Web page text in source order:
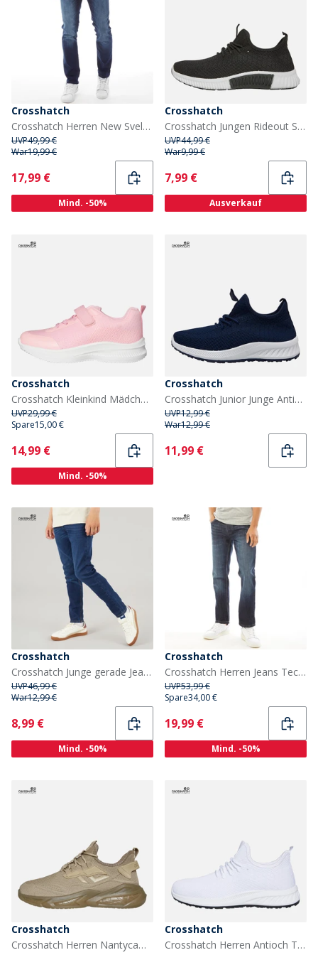
Crosshatch
Crosshatch Herren New Svelte Skinny Jeans Dunkelblau
UVP49,99 €
War19,99 €
Current
17,99 €
Mind. -50%
Crosshatch
Crosshatch Jungen Rideout Sneaker Schwarz
UVP44,99 €
War9,99 €
Current
7,99 €
Ausverkauf
Crosshatch
Crosshatch Kleinkind Mädchen Stafford Turnschuhe Rosa / Weiss
UVP29,99 €
Spare15,00 €
Current
14,99 €
Mind. -50%
Crosshatch
Crosshatch Junior Junge Antioch Turnschuhe Navy
UVP12,99 €
War12,99 €
Current
11,99 €
Crosshatch
Crosshatch Junge gerade Jeans dunkel gewaschen
UVP46,99 €
War12,99 €
Current
8,99 €
Mind. -50%
Crosshatch
Crosshatch Herren Jeans Techno Gerader Schnitt Dunkel Waschung
UVP53,99 €
Spare34,00 €
Current
19,99 €
Mind. -50%
Crosshatch
Crosshatch Herren Nantycaws Sneaker Stone
Crosshatch
Crosshatch Herren Antioch Turnschuhe Weiß